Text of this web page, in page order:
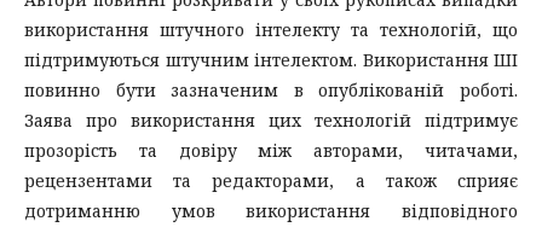
використання штучного інтелекту та технологій, що
підтримуються штучним інтелектом. Використання ШІ
повинно бути зазначеним в опублікованій роботі.
Заява про використання цих технологій підтримує
прозорість та довіру між авторами, читачами,
рецензентами та редакторами, а також сприяє
дотриманню умов використання відповідного